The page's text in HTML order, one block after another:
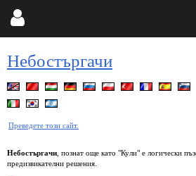
Небостъргачи
Преведете този сайт.
Небостъргачи , познат още като "Кули" е логически
предизвикателни решения.